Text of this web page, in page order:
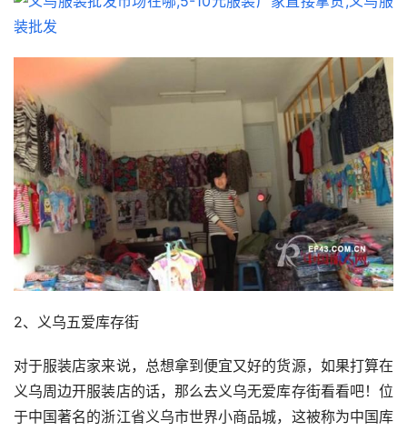
2、义乌五爱库存街
对于服装店家来说，总想拿到便宜又好的货源，如果打算在
义乌周边开服装店的话，那么去义乌无爱库存街看看吧！位
于中国著名的浙江省义乌市世界小商品城，这被称为中国库